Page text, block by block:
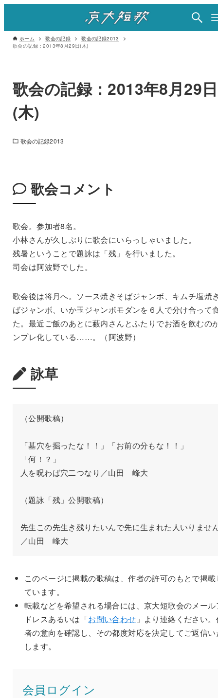
ホーム 歌会の記録
歌会の記録2013
歌会の記録：2013年8月29日(木)
歌会の記録：2013年8月29日
(木)
歌会の記録2013
歌会コメント
歌会。参加者8名。
小林さんが久しぶりに歌会にいらっしゃいました。
残暑ということで題詠は「残」を行いました。
司会は阿波野でした。
歌会後は将月へ。ソース焼きそばジャンボ、キムチ塩焼
ばジャンボ、いか玉ジャンボモダンを６人で分け合って
た。最近ご飯のあとに藪内さんとふたりでお酒を飲むの
ンプレ化している……。（阿波野）
詠草
（公開歌稿）
「墓穴を掘ったな！！」「お前の分もな！！」
「何！？」
人を呪わば穴二つなり／山田　峰大
（題詠「残」公開歌稿）
先生この先生き残りたいんで先に生まれた人いりませ
このページに掲載の歌稿は、作者の許可のもとで掲載
ています。
転載などを希望される場合には、京大短歌会のメール
ドレスあるいは「お問い合わせ 」より連絡ください
者の意向を確認し、その都度対応を決定してご返信い
します。
会員ログイン